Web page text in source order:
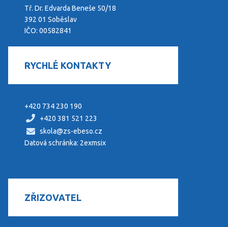
Tř. Dr. Edvarda Beneše 50/18
392 01 Soběslav
IČO: 00582841
RYCHLÉ KONTAKTY
+420 734 230 190
+420 381 521 223
skola@zs-ebeso.cz
Datová schránka: 2exmsix
ZŘIZOVATEL